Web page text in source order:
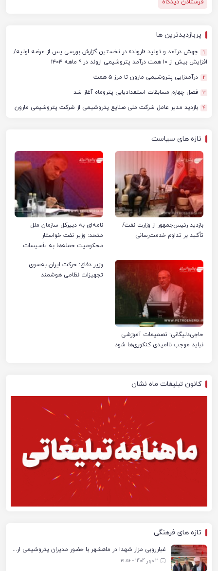
پربازدیدترین ها
1
جهش درآمد و تولید «اروند» در نخستین گزارش بورسی پس از عرضه اولیه/
افزایش بیش از ۱۰ همت درآمد پتروشیمی اروند در ۹ ماهه ۱۴۰۴
2 درآمدزایی پتروشیمی مارون تا مرز ۵ همت
3 فصل چهارم مسابقات استعدادیابی پتروماه آغاز شد
4 بازدید مدیر عامل شرکت ملی صنایع پتروشیمی از شرکت پتروشیمی مارون
تازه های سیاست
بازدید رئیس‌جمهور از وزارت نفت/
تأکید بر تداوم خدمت‌رسانی
نامه‌ای به دبیرکل سازمان ملل
متحد: وزیر نفت خواستار
محکومیت حمله‌ها به تأسیسات
حاجی‌دلیگانی: تصمیمات آموزشی
نباید موجب ناامیدی کنکوری‌ها شود
وزیر دفاع: حرکت ایران به‌سوی
تجهیزات نظامی هوشمند
کانون تبلیغات ماه نشان
تازه های فرهنگی
غبارروبی مزار شهدا در ماهشهر با حضور مدیران پتروشیمی اروند و مسئولان شهری
2 مهر 1404 - ۲۱:۵۶